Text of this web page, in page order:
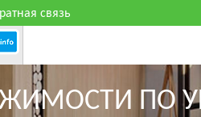
связь
ПО